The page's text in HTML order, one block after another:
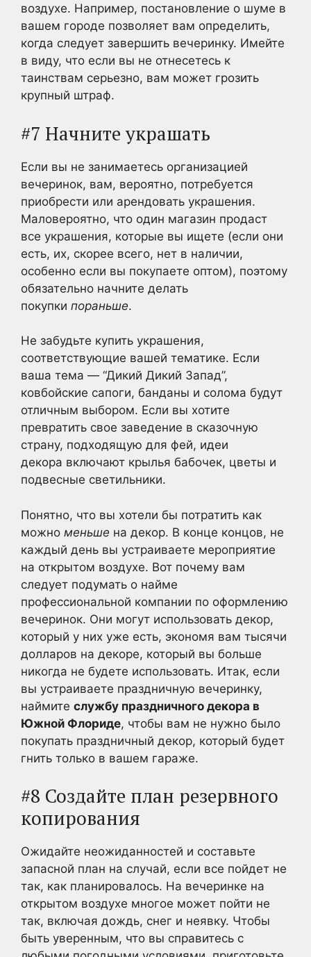
воздухе. Например, постановление о шуме в
вашем городе позволяет вам определить,
когда следует завершить вечеринку. Имейте
в виду, что если вы не отнесетесь к
таинствам серьезно, вам может грозить
крупный штраф.
#7 Начните украшать
Если вы не занимаетесь организацией
вечеринок, вам, вероятно, потребуется
приобрести или арендовать украшения.
Маловероятно, что один магазин продаст
все украшения, которые вы ищете (если они
есть, их, скорее всего, нет в наличии,
особенно если вы покупаете оптом), поэтому
обязательно начните делать
покупки пораньше.
Не забудьте купить украшения,
соответствующие вашей тематике. Если
ваша тема — “Дикий Дикий Запад”,
ковбойские сапоги, банданы и солома будут
отличным выбором. Если вы хотите
превратить свое заведение в сказочную
страну, подходящую для фей, идеи
декора включают крылья бабочек, цветы и
подвесные светильники.
Понятно, что вы хотели бы потратить как
можно меньше на декор. В конце концов, не
каждый день вы устраиваете мероприятие
на открытом воздухе. Вот почему вам
следует подумать о найме
профессиональной компании по оформлению
вечеринок. Они могут использовать декор,
который у них уже есть, экономя вам тысячи
долларов на декоре, который вы больше
никогда не будете использовать. Итак, если
вы устраиваете праздничную вечеринку,
наймите службу праздничного декора в
Южной Флориде, чтобы вам не нужно было
покупать праздничный декор, который будет
гнить только в вашем гараже.
#8 Создайте план резервного
копирования
Ожидайте неожиданностей и составьте
запасной план на случай, если все пойдет не
так, как планировалось. На вечеринке на
открытом воздухе многое может пойти не
так, включая дождь, снег и неявку. Чтобы
быть уверенным, что вы справитесь с